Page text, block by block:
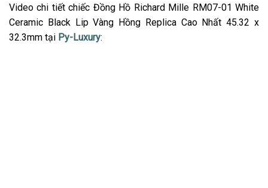
Video chi tiết chiếc Đồng Hồ Richard Mille RM07-01 White
Ceramic Black Lip Vàng Hồng Replica Cao Nhất 45.32 x
32.3mm tại Py-Luxury: